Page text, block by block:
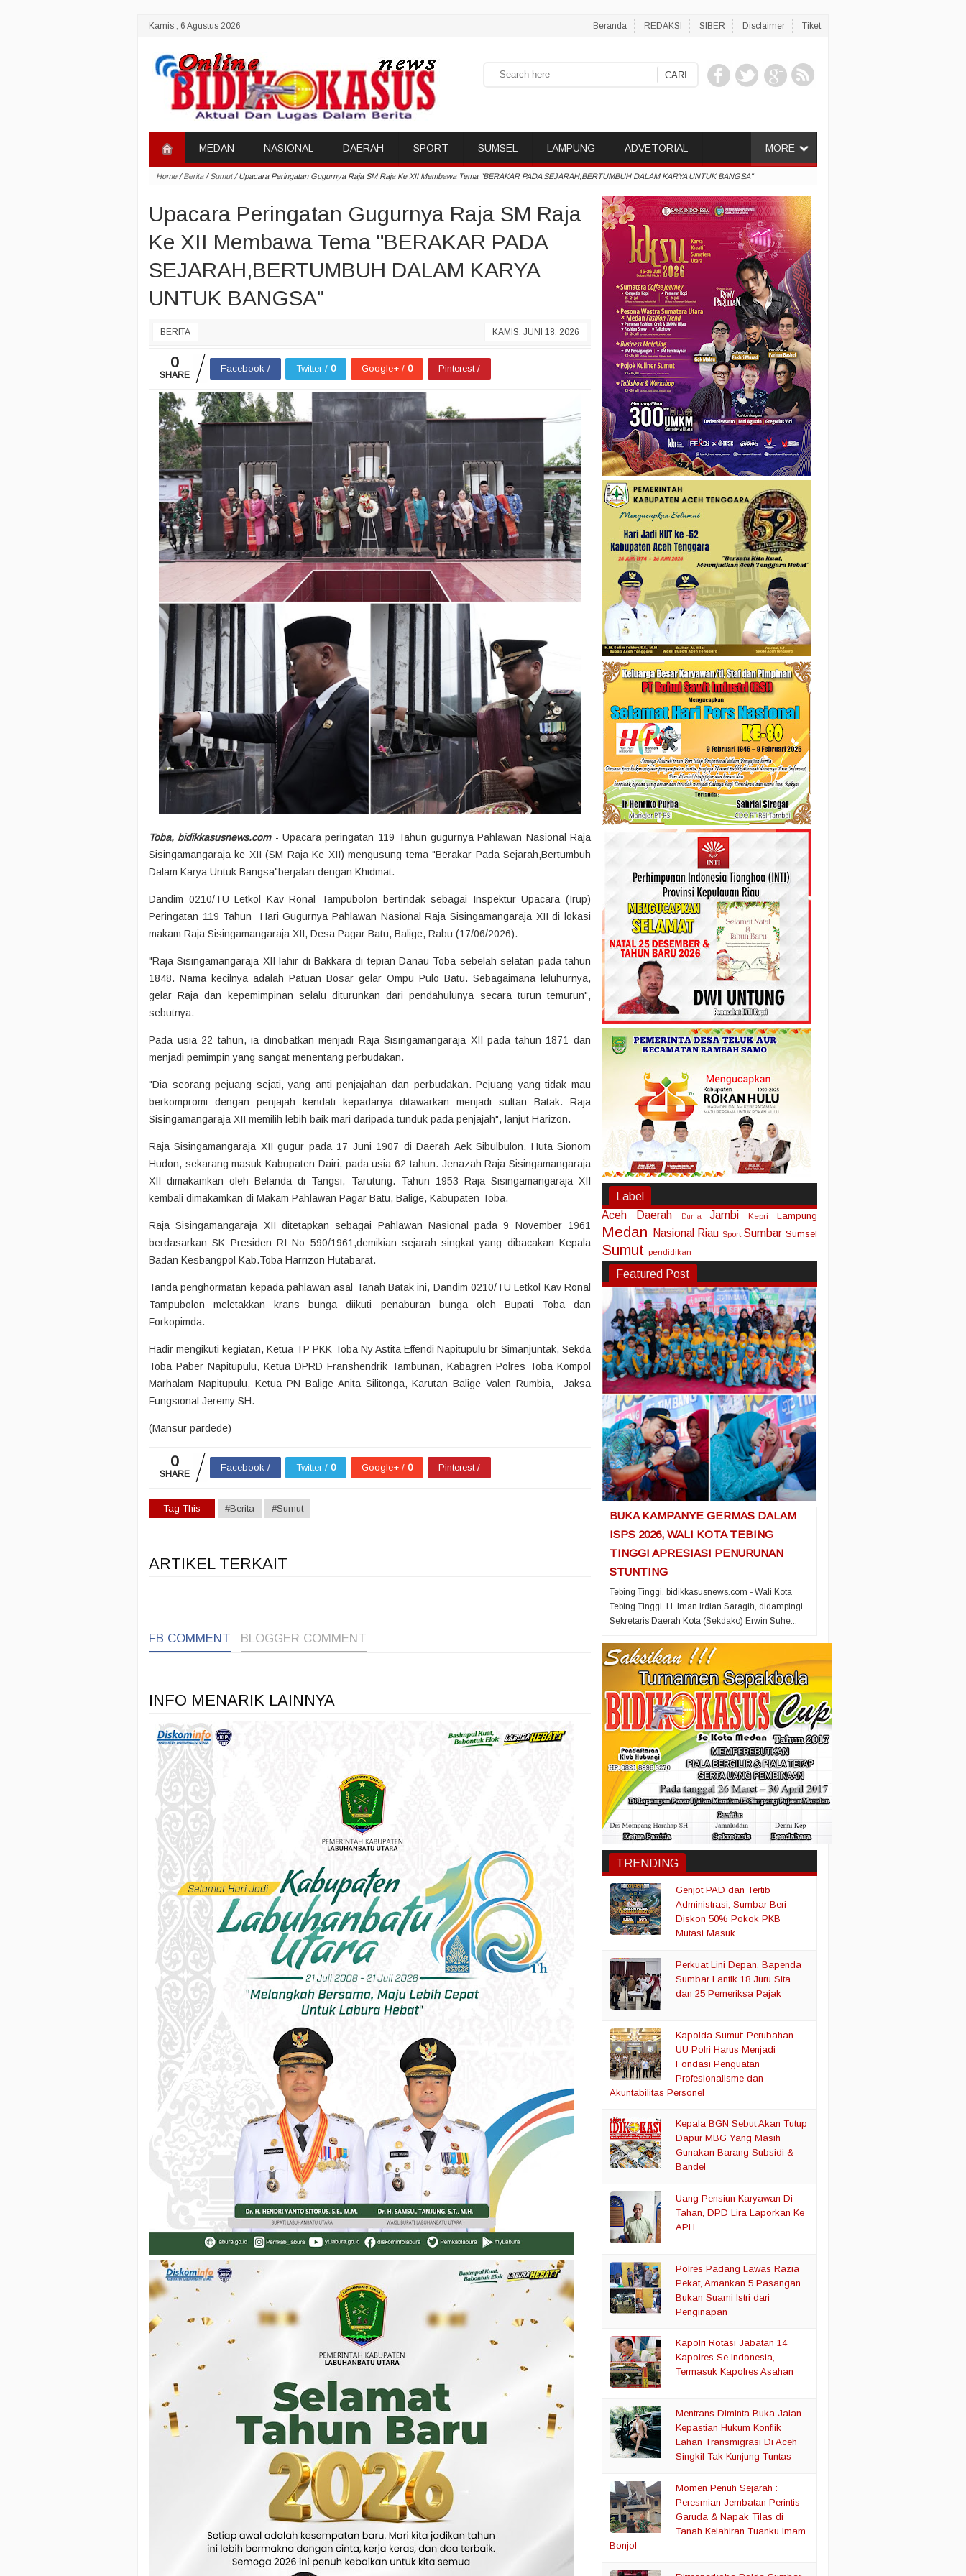
Kamis , 6 Agustus 2026 Beranda REDAKSI SIBER Disclaimer Tiket
MORE
MEDAN NASIONAL DAERAH SPORT SUMSEL LAMPUNG ADVETORIAL
Home/Berita/Sumut/Upacara Peringatan Gugurnya Raja SM Raja Ke XII Membawa Tema "BERAKAR PADA SEJARAH,BERTUMBUH DALAM KARYA UNTUK BANGSA"
Upacara Peringatan Gugurnya Raja SM Raja
Ke XII Membawa Tema "BERAKAR PADA
SEJARAH,BERTUMBUH DALAM KARYA
UNTUK BANGSA"
BERITA KAMIS, JUNI 18, 2026
0
SHARE
Facebook / Twitter / 0 Google+ / 0 Pinterest /
Toba, bidikkasusnews.com - Upacara peringatan 119 Tahun gugurnya Pahlawan Nasional Raja
Sisingamangaraja ke XII (SM Raja Ke XII) mengusung tema "Berakar Pada Sejarah,Bertumbuh
Dalam Karya Untuk Bangsa"berjalan dengan Khidmat.
Dandim 0210/TU Letkol Kav Ronal Tampubolon bertindak sebagai Inspektur Upacara (Irup)
Peringatan 119 Tahun Hari Gugurnya Pahlawan Nasional Raja Sisingamangaraja XII di lokasi
makam Raja Sisingamangaraja XII, Desa Pagar Batu, Balige, Rabu (17/06/2026).
"Raja Sisingamangaraja XII lahir di Bakkara di tepian Danau Toba sebelah selatan pada tahun
1848. Nama kecilnya adalah Patuan Bosar gelar Ompu Pulo Batu. Sebagaimana leluhurnya,
gelar Raja dan kepemimpinan selalu diturunkan dari pendahulunya secara turun temurun",
sebutnya.
Pada usia 22 tahun, ia dinobatkan menjadi Raja Sisingamangaraja XII pada tahun 1871 dan
menjadi pemimpin yang sangat menentang perbudakan.
"Dia seorang pejuang sejati, yang anti penjajahan dan perbudakan. Pejuang yang tidak mau
berkompromi dengan penjajah kendati kepadanya ditawarkan menjadi sultan Batak. Raja
Sisingamangaraja XII memilih lebih baik mari daripada tunduk pada penjajah", lanjut Harizon.
Raja Sisingamangaraja XII gugur pada 17 Juni 1907 di Daerah Aek Sibulbulon, Huta Sionom
Hudon, sekarang masuk Kabupaten Dairi, pada usia 62 tahun. Jenazah Raja Sisingamangaraja
XII dimakamkan oleh Belanda di Tangsi, Tarutung. Tahun 1953 Raja Sisingamangaraja XII
kembali dimakamkan di Makam Pahlawan Pagar Batu, Balige, Kabupaten Toba.
Raja Sisingamangaraja XII ditetapkan sebagai Pahlawan Nasional pada 9 November 1961
berdasarkan SK Presiden RI No 590/1961,demikian sejarah singkat yang dibacakan Kepala
Badan Kesbangpol Kab.Toba Harrizon Hutabarat.
Tanda penghormatan kepada pahlawan asal Tanah Batak ini, Dandim 0210/TU Letkol Kav Ronal
Tampubolon meletakkan krans bunga diikuti penaburan bunga oleh Bupati Toba dan
Forkopimda.
Hadir mengikuti kegiatan, Ketua TP PKK Toba Ny Astita Effendi Napitupulu br Simanjuntak, Sekda
Toba Paber Napitupulu, Ketua DPRD Franshendrik Tambunan, Kabagren Polres Toba Kompol
Marhalam Napitupulu, Ketua PN Balige Anita Silitonga, Karutan Balige Valen Rumbia, Jaksa
Fungsional Jeremy SH.
(Mansur pardede)
0
SHARE
Facebook / Twitter / 0 Google+ / 0 Pinterest /
Tag This #Berita #Sumut
ARTIKEL TERKAIT
FB COMMENT BLOGGER COMMENT
INFO MENARIK LAINNYA
Label
Aceh
Daerah Dunia Jambi Kepri Lampung
Medan Nasional Riau Sport Sumbar Sumsel
Sumut pendidikan
Featured Post
BUKA KAMPANYE GERMAS DALAM
ISPS 2026, WALI KOTA TEBING
TINGGI APRESIASI PENURUNAN
STUNTING
Tebing Tinggi, bidikkasusnews.com - Wali Kota
Tebing Tinggi, H. Iman Irdian Saragih, didampingi
Sekretaris Daerah Kota (Sekdako) Erwin Suhe...
TRENDING
Genjot PAD dan Tertib
Administrasi, Sumbar Beri
Diskon 50% Pokok PKB
Mutasi Masuk
Perkuat Lini Depan, Bapenda
Sumbar Lantik 18 Juru Sita
dan 25 Pemeriksa Pajak
Kapolda Sumut: Perubahan
UU Polri Harus Menjadi
Fondasi Penguatan
Profesionalisme dan
Akuntabilitas Personel
Kepala BGN Sebut Akan Tutup
Dapur MBG Yang Masih
Gunakan Barang Subsidi &
Bandel
Uang Pensiun Karyawan Di
Tahan, DPD Lira Laporkan Ke
APH
Polres Padang Lawas Razia
Pekat, Amankan 5 Pasangan
Bukan Suami Istri dari
Penginapan
Kapolri Rotasi Jabatan 14
Kapolres Se Indonesia,
Termasuk Kapolres Asahan
Mentrans Diminta Buka Jalan
Kepastian Hukum Konflik
Lahan Transmigrasi Di Aceh
Singkil Tak Kunjung Tuntas
Momen Penuh Sejarah :
Peresmian Jembatan Perintis
Garuda & Napak Tilas di
Tanah Kelahiran Tuanku Imam
Bonjol